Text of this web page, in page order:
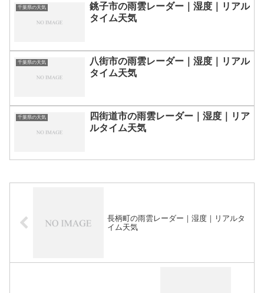
千葉県の天気
銚子市の雨雲レーダー｜湿度｜リアル
タイム天気
千葉県の天気
八街市の雨雲レーダー｜湿度｜リアル
タイム天気
千葉県の天気
四街道市の雨雲レーダー｜湿度｜リア
ルタイム天気
長柄町の雨雲レーダー｜湿度｜リアルタ
イム天気